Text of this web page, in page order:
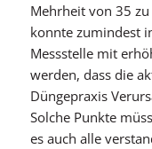
Mehrheit von 35
konnte zumindest
Messstelle mit
werden, dass die
Düngepraxis
Solche Punkte
es auch alle